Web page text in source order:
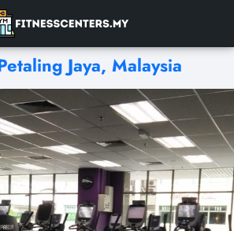
Jaya, Malaysia